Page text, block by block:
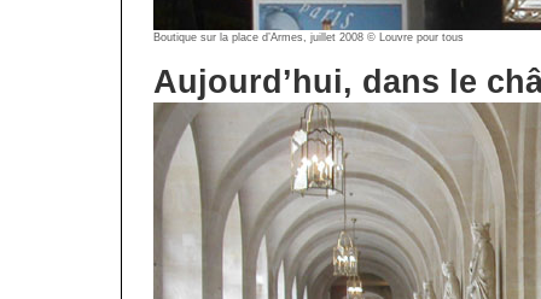
Boutique sur la place d’Armes, juillet 2008 © Louvre pour tous
Aujourd’hui, dans le